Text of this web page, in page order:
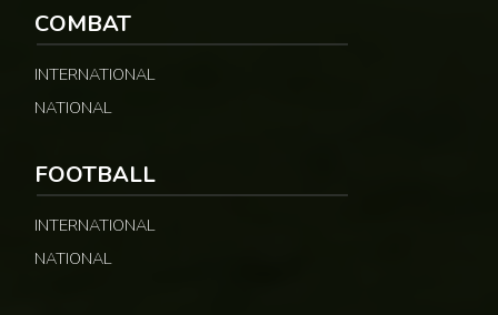
COMBAT
INTERNATIONAL
NATIONAL
FOOTBALL
INTERNATIONAL
NATIONAL